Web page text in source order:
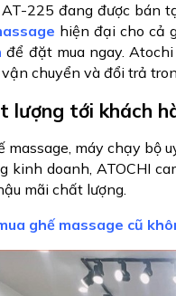
225 đang được bán
hiện đại cho cả
để đặt mua ngay.
chuyển và đổi trả
lượng tới khách
massage, máy chạy bộ
kinh doanh, ATOCHI
mãi chất lượng.
ghế massage cũ